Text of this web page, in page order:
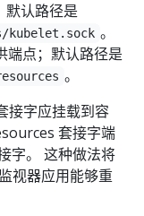
默认路径是
kubelet.sock 。
端点；默认路径是
。
接字应挂载到容
套接字端
字。 这种做法将
视器应用能够重